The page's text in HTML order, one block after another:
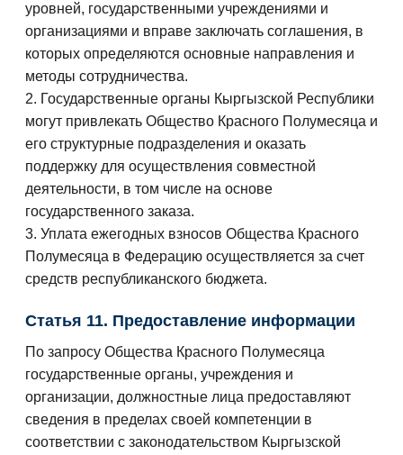
уровней, государственными учреждениями и
организациями и вправе заключать соглашения, в
которых определяются основные направления и
методы сотрудничества.
2. Государственные органы Кыргызской Республики
могут привлекать Общество Красного Полумесяца и
его структурные подразделения и оказать
поддержку для осуществления совместной
деятельности, в том числе на основе
государственного заказа.
3. Уплата ежегодных взносов Общества Красного
Полумесяца в Федерацию осуществляется за счет
средств республиканского бюджета.
Статья 11. Предоставление информации
По запросу Общества Красного Полумесяца
государственные органы, учреждения и
организации, должностные лица предоставляют
сведения в пределах своей компетенции в
соответствии с законодательством Кыргызской